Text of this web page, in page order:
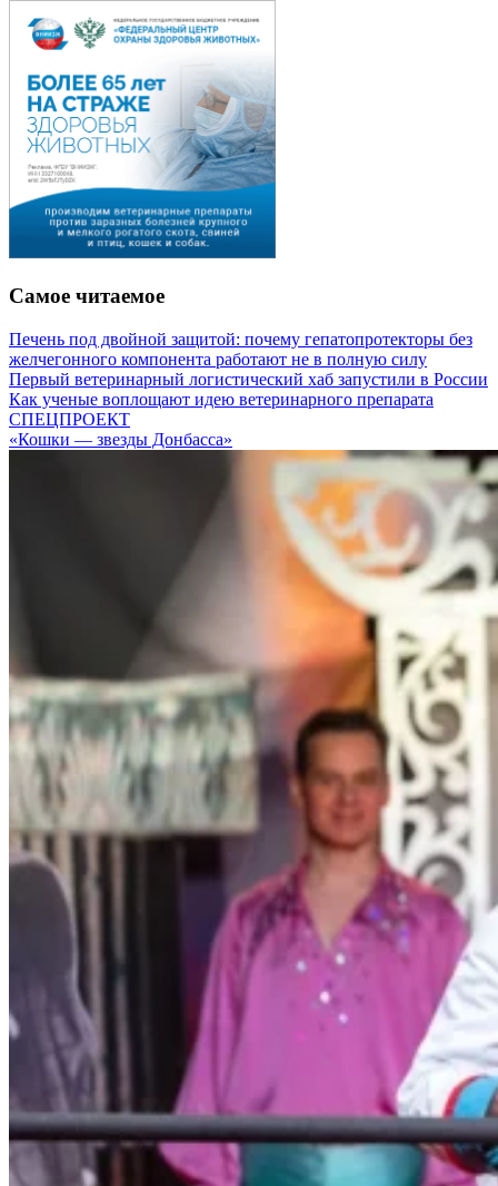
Самое читаемое
Печень под двойной защитой: почему гепатопротекторы без
желчегонного компонента работают не в полную силу
Первый ветеринарный логистический хаб запустили в России
Как ученые воплощают идею ветеринарного препарата
СПЕЦПРОЕКТ
«Кошки — звезды Донбасса»